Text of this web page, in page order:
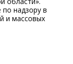
надзору в
и массовых
о
центр